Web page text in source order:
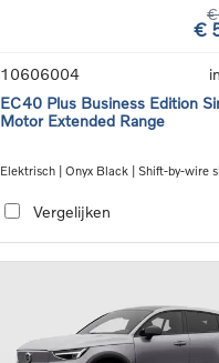
€
10606004
EC40 Plus Business Edition
Motor Extended Range
Elektrisch | Onyx Black | Shift-by-wire
Vergelijken